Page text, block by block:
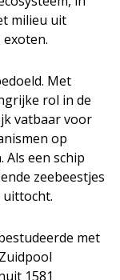
milieu uit
exoten.
Met
rol in de
vatbaar voor
op
een schip
zeebeestjes
uittocht.
met
1581